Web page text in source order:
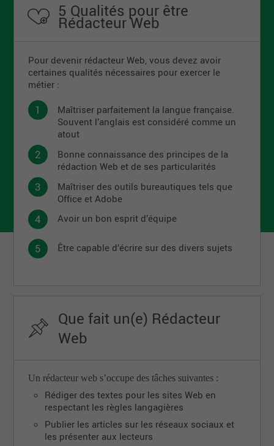
5 Qualités pour être
Rédacteur Web
Pour devenir rédacteur Web, vous devez avoir
certaines qualités nécessaires pour exercer le
métier :
Maîtriser parfaitement la langue française.
Souvent l’anglais est considéré comme un
atout
Bonne connaissance des principes de la
rédaction Web et de ses particularités
Maîtriser des outils bureautiques tels que
Office et Adobe
Avoir un bon esprit d’équipe
Être capable d’écrire sur des divers sujets
Que fait un(e) Rédacteur
Web
Un rédacteur web s’occupe des tâches suivantes :
Rédiger des textes pour les sites Web en
respectant les règles langagières
Publier les articles sur les réseaux sociaux et
les présenter aux lecteurs